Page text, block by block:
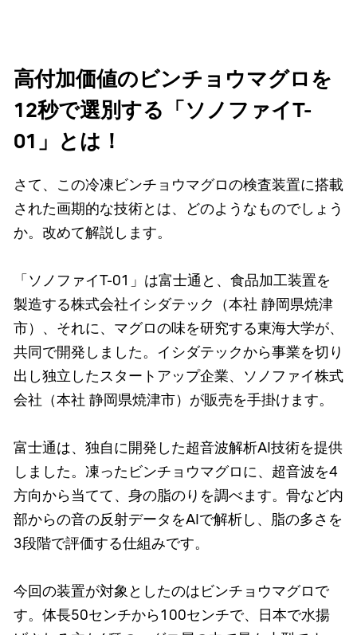
高付加価値のビンチョウマグロを
12秒で選別する「ソノファイT-
01」とは！
さて、この冷凍ビンチョウマグロの検査装置に搭載
された画期的な技術とは、どのようなものでしょう
か。改めて解説します。
「ソノファイT-01」は富士通と、食品加工装置を
製造する株式会社イシダテック（本社 静岡県焼津
市）、それに、マグロの味を研究する東海大学が、
共同で開発しました。イシダテックから事業を切り
出し独立したスタートアップ企業、ソノファイ株式
会社（本社 静岡県焼津市）が販売を手掛けます。
富士通は、独自に開発した超音波解析AI技術を提供
しました。凍ったビンチョウマグロに、超音波を4
方向から当てて、身の脂のりを調べます。骨など内
部からの音の反射データをAIで解析し、脂の多さを
3段階で評価する仕組みです。
今回の装置が対象としたのはビンチョウマグロで
す。体長50センチから100センチで、日本で水揚